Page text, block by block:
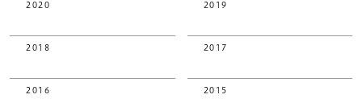
2020 2019
2018 2017
2016 2015